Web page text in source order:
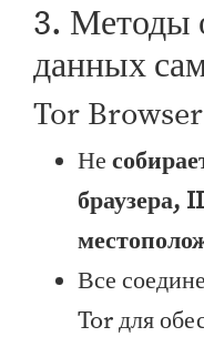
3. Методы
данных
Tor
Не
браузера,
Все
Tor для